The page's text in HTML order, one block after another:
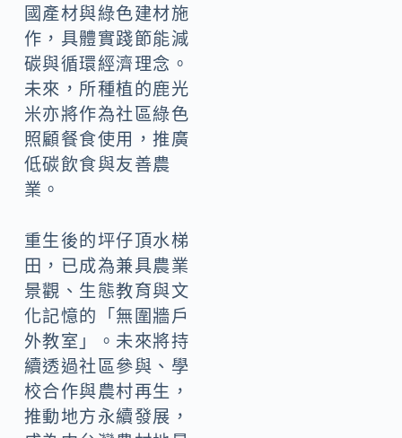
國產材與綠色建材施
作，具體實踐節能減
碳與循環經濟理念。
未來，所種植的鹿光
米亦將作為社區綠色
照顧餐食使用，推廣
低碳飲食與友善農
業。
重生後的坪仔頂水梯
田，已成為兼具農業
景觀、生態教育與文
化記憶的「無圍牆戶
外教室」。未來將持
續透過社區參與、學
校合作與農村再生，
推動地方永續發展，